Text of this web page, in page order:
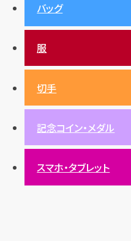
ティファニー
バッグ
ルビー 陶磁器・ガラス
金・貴金属TOP
プラチナ
銀・シルバー
バッグ
服
切手
記念コイン・メダル
スマホ・タブレット